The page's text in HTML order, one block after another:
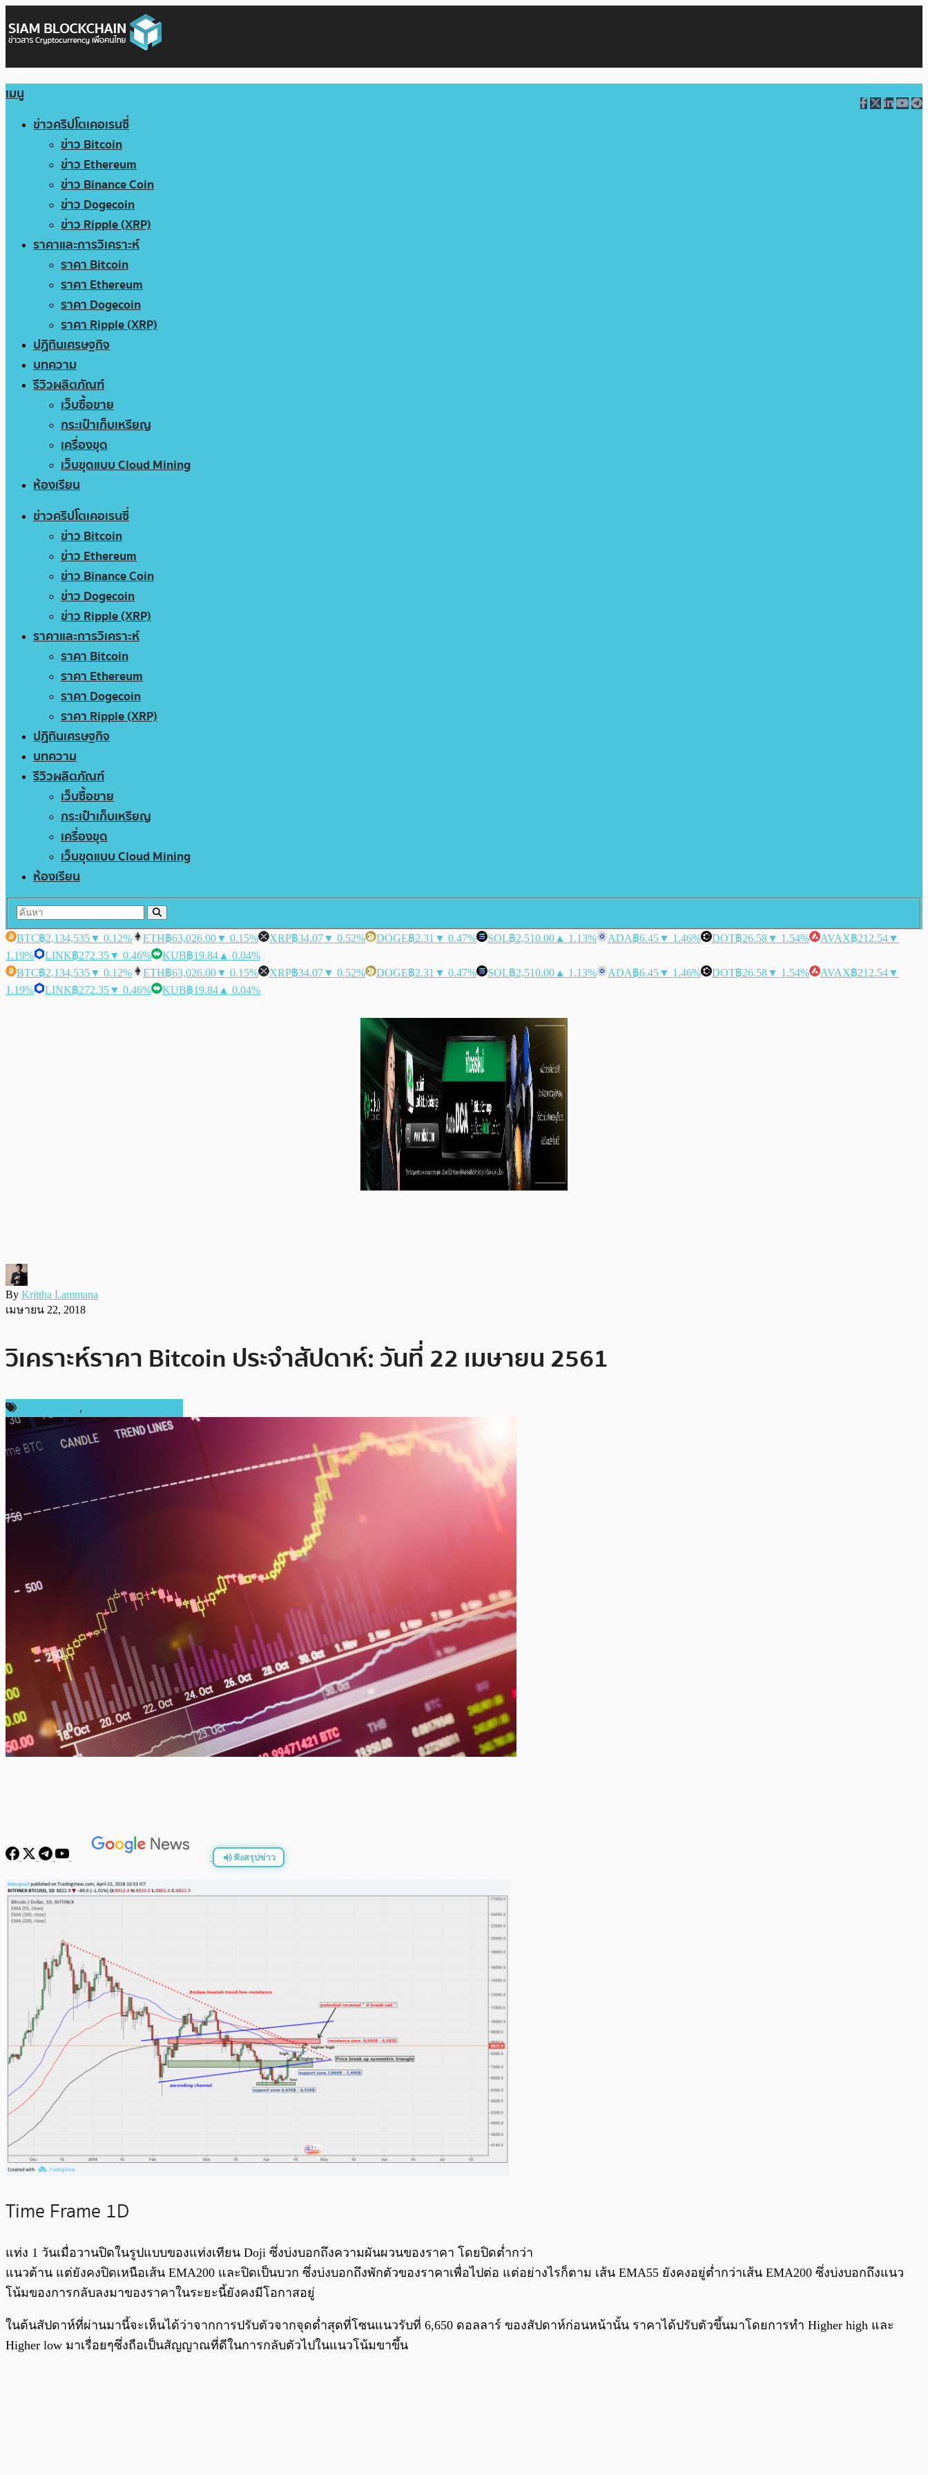
เมนู
ข่าวคริปโตเคอเรนซี่
ข่าว Bitcoin
ข่าว Ethereum
ข่าว Binance Coin
ข่าว Dogecoin
ข่าว Ripple (XRP)
ราคาและการวิเคราะห์
ราคา Bitcoin
ราคา Ethereum
ราคา Dogecoin
ราคา Ripple (XRP)
ปฏิทินเศรษฐกิจ
บทความ
รีวิวผลิตภัณฑ์
เว็บซื้อขาย
กระเป๋าเก็บเหรียญ
เครื่องขุด
เว็บขุดแบบ Cloud Mining
ห้องเรียน
ข่าวคริปโตเคอเรนซี่
ข่าว Bitcoin
ข่าว Ethereum
ข่าว Binance Coin
ข่าว Dogecoin
ข่าว Ripple (XRP)
ราคาและการวิเคราะห์
ราคา Bitcoin
ราคา Ethereum
ราคา Dogecoin
ราคา Ripple (XRP)
ปฏิทินเศรษฐกิจ
บทความ
รีวิวผลิตภัณฑ์
เว็บซื้อขาย
กระเป๋าเก็บเหรียญ
เครื่องขุด
เว็บขุดแบบ Cloud Mining
ห้องเรียน
BTC฿2,134,535▼ 0.12% ETH฿63,026.00▼ 0.15% XRP฿34.07▼ 0.52% DOGE฿2.31 ▼ 0.47% SOL฿2,510.00 ▲ 1.13% ADA฿6.45▼ 1.46% DOT฿26.58▼ 1.54% AVAX฿212.54▼
1.19%
LINK฿272.35▼ 0.46% KUB฿19.84 ▲ 0.04%
BTC฿2,134,535▼ 0.12% ETH฿63,026.00▼ 0.15% XRP฿34.07▼ 0.52% DOGE฿2.31 ▼ 0.47% SOL฿2,510.00 ▲ 1.13% ADA฿6.45▼ 1.46% DOT฿26.58▼ 1.54% AVAX฿212.54▼
1.19%
LINK฿272.35▼ 0.46% KUB฿19.84 ▲ 0.04%
By Krittha Lammana
เมษายน 22, 2018
วิเคราะห์ราคา Bitcoin ประจำสัปดาห์: วันที่ 22 เมษายน 2561
,
ฟังสรุปข่าว
พร้อมเล่น
Time Frame 1D
แท่ง 1 วันเมื่อวานปิดในรูปแบบของแท่งเทียน Doji ซึ่งบ่งบอกถึงความผันผวนของราคา โดยปิดต่ำกว่า
แนวต้าน แต่ยังคงปิดเหนือเส้น EMA200 และปิดเป็นบวก ซึ่งบ่งบอกถึงพักตัวของราคาเพื่อไปต่อ แต่อย่างไรก็ตาม เส้น EMA55 ยังคงอยู่ต่ำกว่าเส้น EMA200 ซึ่งบ่งบอกถึงแนว
โน้มของการกลับลงมาของราคาในระยะนี้ยังคงมีโอกาสอยู่
ในต้นสัปดาห์ที่ผ่านมานี้จะเห็นได้ว่าจากการปรับตัวจากจุดต่ำสุดที่โซนแนวรับที่ 6,650 ดอลลาร์ ของสัปดาห์ก่อนหน้านั้น ราคาได้ปรับตัวขึ้นมาโดยการทำ Higher high และ
Higher low มาเรื่อยๆซึ่งถือเป็นสัญญาณที่ดีในการกลับตัวไปในแนวโน้มขาขึ้น